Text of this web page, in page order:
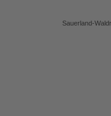
Sauerland-